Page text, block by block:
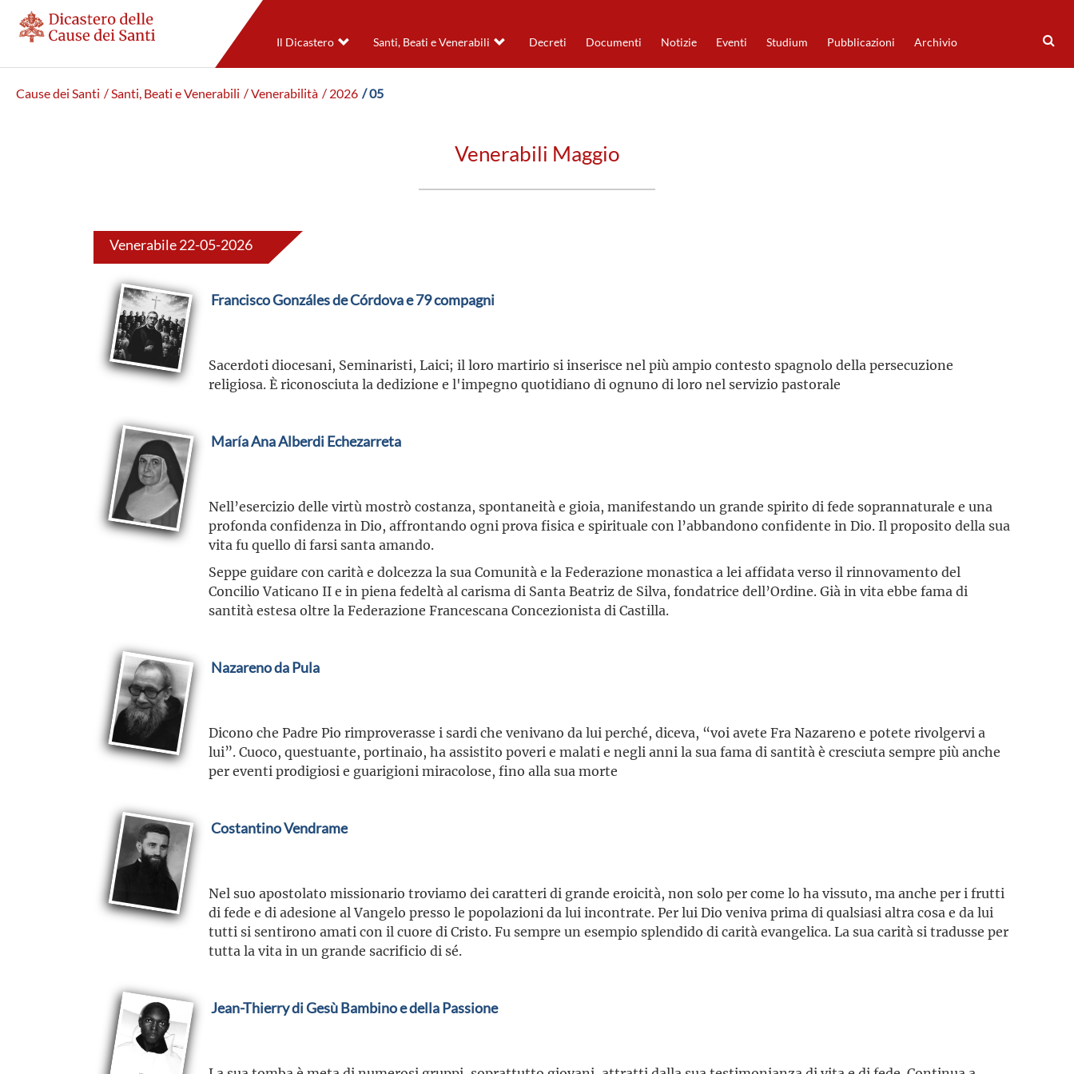
Il Dicastero Santi, Beati e Venerabili Decreti Documenti Notizie Eventi Studium Pubblicazioni Archivio
Cause dei Santi / Santi, Beati e Venerabili / Venerabilità / 2026 / 05
Venerabili Maggio
Venerabile 22-05-2026
Francisco Gonzáles de Córdova e 79 compagni
Sacerdoti diocesani, Seminaristi, Laici; il loro martirio si inserisce nel più ampio contesto spagnolo della persecuzione
religiosa. È riconosciuta la dedizione e l'impegno quotidiano di ognuno di loro nel servizio pastorale
María Ana Alberdi Echezarreta
Nell’esercizio delle virtù mostrò costanza, spontaneità e gioia, manifestando un grande spirito di fede soprannaturale e una
profonda confidenza in Dio, affrontando ogni prova fisica e spirituale con l’abbandono confidente in Dio. Il proposito della sua
vita fu quello di farsi santa amando.
Seppe guidare con carità e dolcezza la sua Comunità e la Federazione monastica a lei affidata verso il rinnovamento del
Concilio Vaticano II e in piena fedeltà al carisma di Santa Beatriz de Silva, fondatrice dell’Ordine. Già in vita ebbe fama di
santità estesa oltre la Federazione Francescana Concezionista di Castilla.
Nazareno da Pula
Dicono che Padre Pio rimproverasse i sardi che venivano da lui perché, diceva, “voi avete Fra Nazareno e potete rivolgervi a
lui”. Cuoco, questuante, portinaio, ha assistito poveri e malati e negli anni la sua fama di santità è cresciuta sempre più anche
per eventi prodigiosi e guarigioni miracolose, fino alla sua morte
Costantino Vendrame
Nel suo apostolato missionario troviamo dei caratteri di grande eroicità, non solo per come lo ha vissuto, ma anche per i frutti
di fede e di adesione al Vangelo presso le popolazioni da lui incontrate. Per lui Dio veniva prima di qualsiasi altra cosa e da lui
tutti si sentirono amati con il cuore di Cristo. Fu sempre un esempio splendido di carità evangelica. La sua carità si tradusse per
tutta la vita in un grande sacrificio di sé.
Jean-Thierry di Gesù Bambino e della Passione